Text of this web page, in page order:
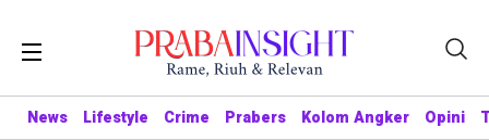
News Lifestyle Crime Prabers Kolom Angker Opini
News Lifestyle Crime Prabers Kolom Angker Opini